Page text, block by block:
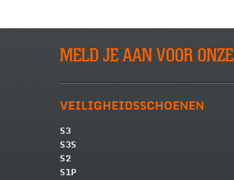
MELD JE AAN VOOR ONZE
VEILIGHEIDSSCHOENEN
S3
S3S
S2
S1P